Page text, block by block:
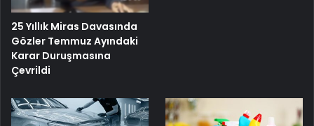
25 Yıllık Miras Davasında
Gözler Temmuz Ayındaki
Karar Duruşmasına
Çevrildi